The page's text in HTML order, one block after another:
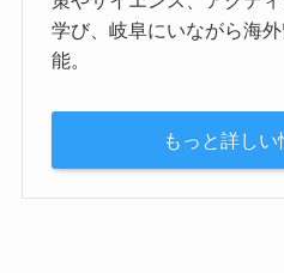
学び、岐阜にいながら海
能。
もっと詳しい